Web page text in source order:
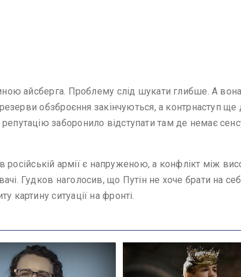
айсберга. Проблему слід шукати глибше. А
обзброєння закінчуються, а контрнаступ
заборонило відступати там де немає
російській армії є напруженою, а конфлікт між
Гудков наголосив, що Путін не хоче брати на
ситуації на фронті.